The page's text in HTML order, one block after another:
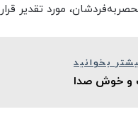
مورد تقدیر قرار
بخوانید